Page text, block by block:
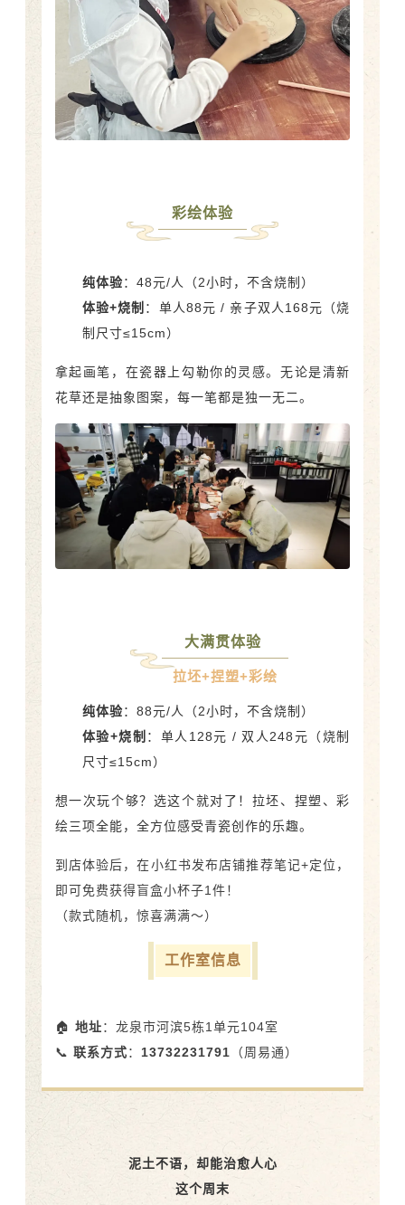
彩绘体验
纯体验：48元/人（2小时，不含烧制）
体验+烧制 ：单人88元 / 亲子双人168元（烧
制尺寸≤15cm）
拿起画笔，在瓷器上勾勒你的灵感。无论是清新
花草还是抽象图案，每一笔都是独一无二。
大满贯体验
拉坯+捏塑+彩绘
纯体验：88元/人（2小时，不含烧制）
体验+烧制 ：单人128元 / 双人248元（烧制
尺寸≤15cm）
想一次玩个够？选这个就对了！拉坯、捏塑、彩
绘三项全能，全方位感受青瓷创作的乐趣。
到店体验后，在小红书发布店铺推荐笔记+定位，
即可免费获得盲盒小杯子1件！
（款式随机，惊喜满满～）
工作室信息
🏠 地址：龙泉市河滨5栋1单元104室
📞 联系方式： 13732231791 （周易通）
泥土不语，却能治愈人心
这个周末